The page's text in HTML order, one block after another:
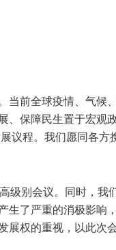
前全球疫情、气
保障民生置于宏
议程。我们愿同各
级别会议。同时，
生了严重的消极影
权的重视，以此